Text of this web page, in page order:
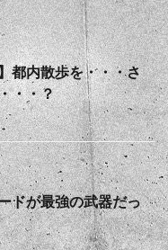
都内散歩を・・・さ
・・？
ドが最強の武器だっ